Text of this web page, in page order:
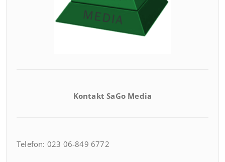
Kontakt SaGo Media
Telefon: 023 06-849 6772